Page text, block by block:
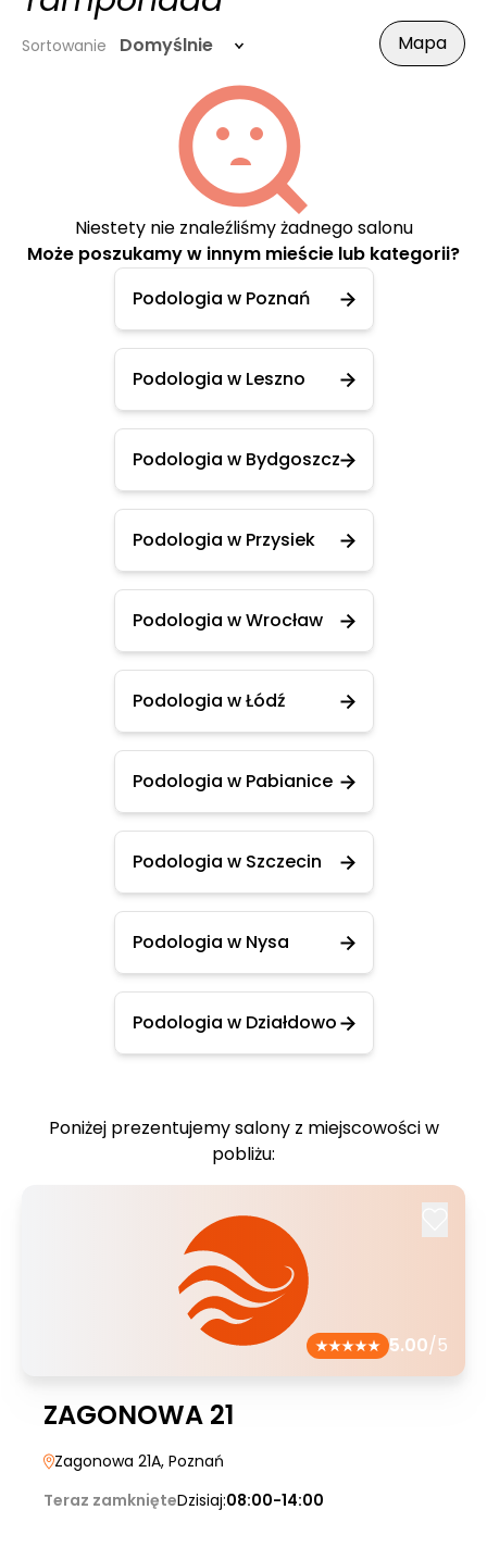
Sortowanie Domyślnie Mapa
Niestety nie znaleźliśmy żadnego salonu
Może poszukamy w innym mieście lub kategorii?
Podologia w Poznań
Podologia w Leszno
Podologia w Bydgoszcz
Podologia w Przysiek
Podologia w Wrocław
Podologia w Łódź
Podologia w Pabianice
Podologia w Szczecin
Podologia w Nysa
Podologia w Działdowo
Poniżej prezentujemy salony z miejscowości w
pobliżu:
5.00/5
ZAGONOWA 21
Zagonowa 21A, Poznań
Teraz zamknięteDzisiaj:08:00-14:00